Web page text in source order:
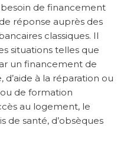
de financement
réponse auprès des
classiques. Il
situations telles que
un financement de
à la réparation ou
de formation
au logement, le
de santé, d’obsèques